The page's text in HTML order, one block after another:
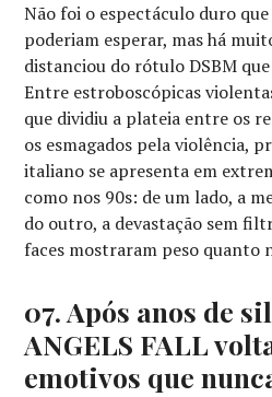
Não foi o espectáculo duro
poderiam esperar, mas há
distanciou do rótulo DSBM
Entre estroboscópicas
que dividiu a plateia entre os
os esmagados pela violência,
italiano se apresenta em
como nos 90s: de um lado, a
do outro, a devastação sem
faces mostraram peso quanto
07. Após anos de
ANGELS FALL
emotivos que